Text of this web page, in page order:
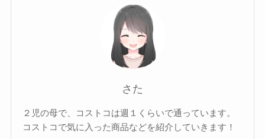
さた
２児の母で、コストコは週１くらいで通っています。
コストコで気に入った商品などを紹介していきます！